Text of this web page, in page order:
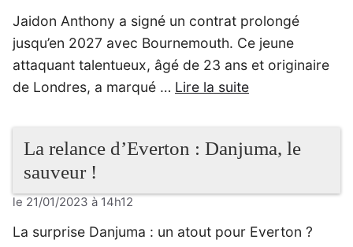
Jaidon Anthony a signé un contrat prolongé
jusqu’en 2027 avec Bournemouth. Ce jeune
attaquant talentueux, âgé de 23 ans et originaire
de Londres, a marqué … Lire la suite
La relance d’Everton : Danjuma, le
sauveur !
le 21/01/2023 à 14h12
La surprise Danjuma : un atout pour Everton ?